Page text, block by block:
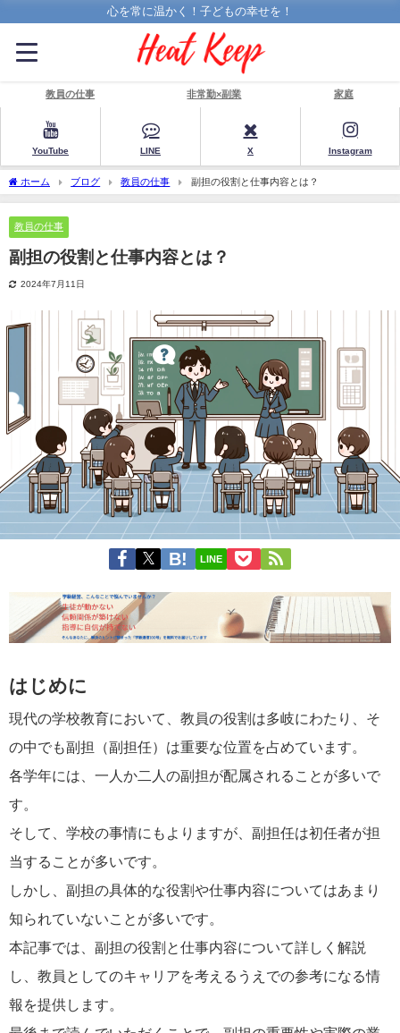
心を常に温かく！子どもの幸せを！
教員の仕事 非常勤×副業 家庭
YouTube LINE X Instagram
ホーム ブログ 教員の仕事 副担の役割と仕事内容とは？
教員の仕事
副担の役割と仕事内容とは？
2024年7月11日
LINE
はじめに
現代の学校教育において、教員の役割は多岐にわたり、そ
の中でも副担（副担任）は重要な位置を占めています。
各学年には、一人か二人の副担が配属されることが多いで
す。
そして、 学校の事情にもよりますが、副担任は初任者が担
当することが多いです。
しかし、副担の具体的な役割や仕事内容についてはあまり
知られていないことが多いです。
本記事では、副担の役割と仕事内容について詳しく解説
し、教員としてのキャリアを考えるうえでの参考になる情
報を提供します。